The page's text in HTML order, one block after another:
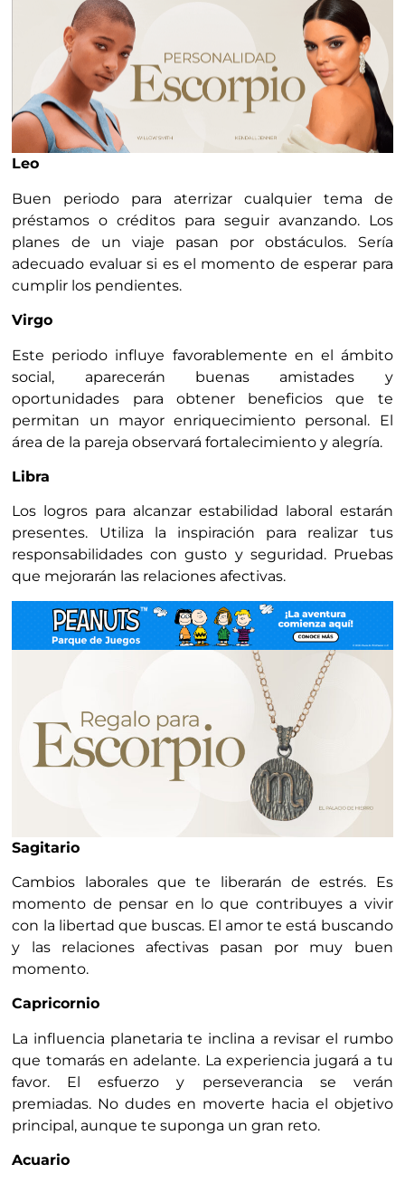
Leo
Buen periodo para aterrizar cualquier tema de
préstamos o créditos para seguir avanzando. Los
planes de un viaje pasan por obstáculos. Sería
adecuado evaluar si es el momento de esperar para
cumplir los pendientes.
Virgo
Este periodo influye favorablemente en el ámbito
social, aparecerán buenas amistades y
oportunidades para obtener beneficios que te
permitan un mayor enriquecimiento personal. El
área de la pareja observará fortalecimiento y alegría.
Libra
Los logros para alcanzar estabilidad laboral estarán
presentes. Utiliza la inspiración para realizar tus
responsabilidades con gusto y seguridad. Pruebas
que mejorarán las relaciones afectivas.
Sagitario
Cambios laborales que te liberarán de estrés. Es
momento de pensar en lo que contribuyes a vivir
con la libertad que buscas. El amor te está buscando
y las relaciones afectivas pasan por muy buen
momento.
Capricornio
La influencia planetaria te inclina a revisar el rumbo
que tomarás en adelante. La experiencia jugará a tu
favor. El esfuerzo y perseverancia se verán
premiadas. No dudes en moverte hacia el objetivo
principal, aunque te suponga un gran reto.
Acuario